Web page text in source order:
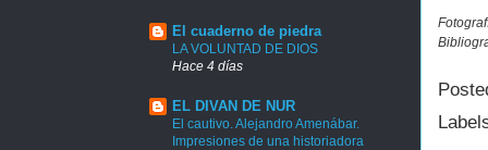
El cuaderno de piedra
LA VOLUNTAD DE DIOS
Hace 4 días
EL DIVAN DE NUR
El cautivo. Alejandro Amenábar.
Impresiones de una historiadora